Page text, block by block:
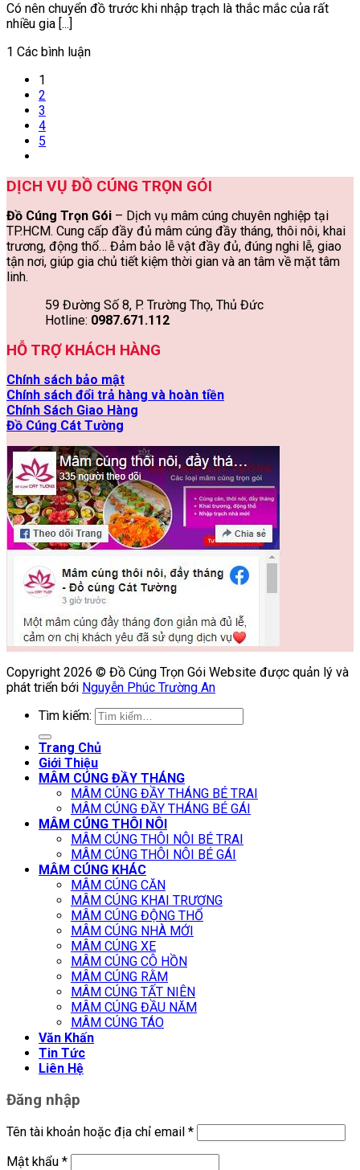
Có nên chuyển đồ trước khi nhập trạch là thắc mắc của rất
nhiều gia [...]
1 Các bình luận
1
2
3
4
5
DỊCH VỤ ĐỒ CÚNG TRỌN GÓI
Đồ Cúng Trọn Gói – Dịch vụ mâm cúng chuyên nghiệp tại
TP.HCM. Cung cấp đầy đủ mâm cúng đầy tháng, thôi nôi, khai
trương, động thổ… Đảm bảo lễ vật đầy đủ, đúng nghi lễ, giao
tận nơi, giúp gia chủ tiết kiệm thời gian và an tâm về mặt tâm
linh.
59 Đường Số 8, P. Trường Thọ, Thủ Đức
Hotline: 0987.671.112
HỖ TRỢ KHÁCH HÀNG
Chính sách bảo mật
Chính sách đổi trả hàng và hoàn tiền
Chính Sách Giao Hàng
Đồ Cúng Cát Tường
Copyright 2026 © Đồ Cúng Trọn Gói Website được quản lý và
phát triển bới Nguyễn Phúc Trường An
Tìm kiếm:
Trang Chủ
Giới Thiệu
MÂM CÚNG ĐẦY THÁNG
MÂM CÚNG ĐẦY THÁNG BÉ TRAI
MÂM CÚNG ĐẦY THÁNG BÉ GÁI
MÂM CÚNG THÔI NÔI
MÂM CÚNG THÔI NÔI BÉ TRAI
MÂM CÚNG THÔI NÔI BÉ GÁI
MÂM CÚNG KHÁC
MÂM CÚNG CĂN
MÂM CÚNG KHAI TRƯƠNG
MÂM CÚNG ĐỘNG THỔ
MÂM CÚNG NHÀ MỚI
MÂM CÚNG XE
MÂM CÚNG CÔ HỒN
MÂM CÚNG RẰM
MÂM CÚNG TẤT NIÊN
MÂM CÚNG ĐẦU NĂM
MÂM CÚNG TÁO
Văn Khấn
Tin Tức
Liên Hệ
Đăng nhập
Tên tài khoản hoặc địa chỉ email *
Mật khẩu *